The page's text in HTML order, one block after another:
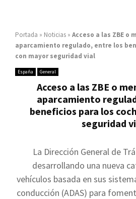
Portada » Noticias » Acceso a las ZBE o
aparcamiento regulado, entre los
con mayor seguridad vial
España General
Acceso a las ZBE o
aparcamiento
beneficios para los
seguridad
La Dirección General de
desarrollando una nueva
vehículos basada en sus
conducción (ADAS) para